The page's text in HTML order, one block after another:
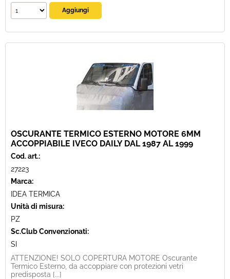
OSCURANTE TERMICO ESTERNO MOTORE 6MM
ACCOPPIABILE IVECO DAILY DAL 1987 AL 1999
Cod. art.:
27223
Marca:
IDEA TERMICA
Unità di misura:
PZ
Sc.Club Convenzionati:
SI
ATTENZIONE! SOLO COPERTURA MOTORE Oscurante
Termico Esterno, da accoppiare con protezioni vetri
predisposta [...]